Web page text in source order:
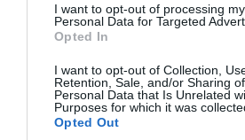
I want to opt-out of processing my
Personal Data for Targeted
Opted In
I want to opt-out of Collection,
Retention, Sale, and/or Sharing
Personal Data that Is Unrelated
Purposes for which it was
Opted Out